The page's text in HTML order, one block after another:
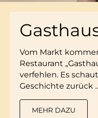
Vom Markt
Restaurant
verfehlen. Es
Geschichte zurück
MEHR DAZU